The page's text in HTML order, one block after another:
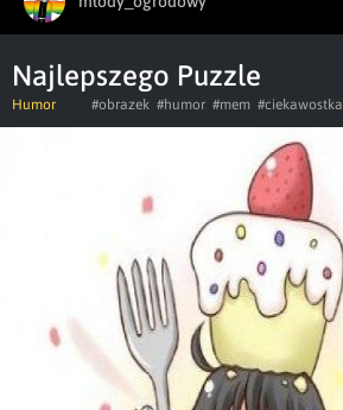
Najlepszego Puzzle
Humor #obrazek #humor #mem #ciekawostka